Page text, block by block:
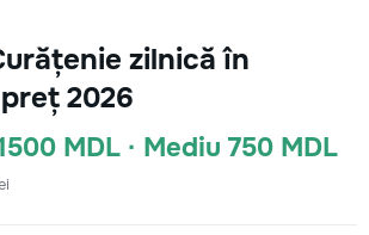
zilnică în
2026
MDL · Mediu 750 MDL